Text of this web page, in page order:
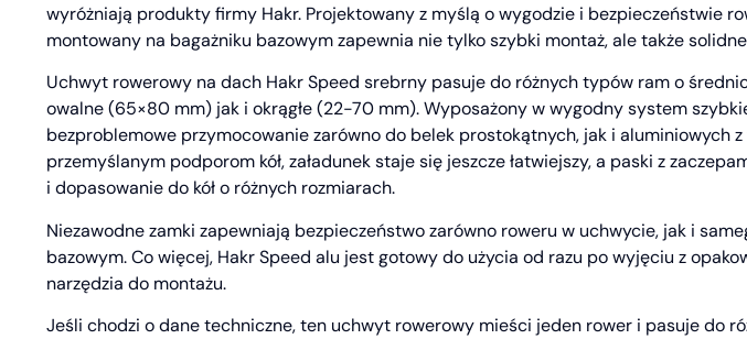
wyróżniają produkty firmy Hakr. Projektowany z myślą o wygodzie i bezpieczeństwie
montowany na bagażniku bazowym zapewnia nie tylko szybki montaż, ale także
Uchwyt rowerowy na dach Hakr Speed srebrny pasuje do różnych typów ram o
owalne (65×80 mm) jak i okrągłe (22-70 mm). Wyposażony w wygodny system
bezproblemowe przymocowanie zarówno do belek prostokątnych, jak i aluminiowych
przemyślanym podporom kół, załadunek staje się jeszcze łatwiejszy, a paski z
i dopasowanie do kół o różnych rozmiarach.
Niezawodne zamki zapewniają bezpieczeństwo zarówno roweru w uchwycie, jak i
bazowym. Co więcej, Hakr Speed alu jest gotowy do użycia od razu po wyjęciu z
narzędzia do montażu.
Jeśli chodzi o dane techniczne, ten uchwyt rowerowy mieści jeden rower i pasuje do